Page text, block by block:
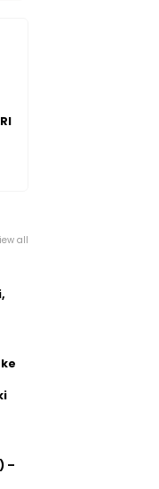
all
–